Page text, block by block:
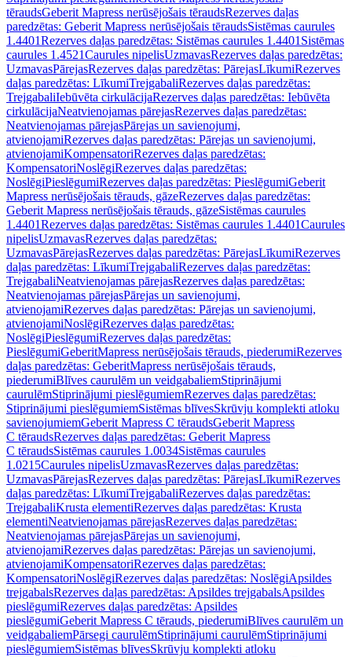
tēraudsGeberit Mapress nerūsējošais tēraudsRezerves daļas
paredzētas: Geberit Mapress nerūsējošais tēraudsSistēmas caurules
1.4401Rezerves daļas paredzētas: Sistēmas caurules 1.4401 Sistēmas
caurules 1.4521Caurules nipelisUzmavasRezerves daļas paredzētas:
UzmavasPārejasRezerves daļas paredzētas: PārejasLīkumiRezerves
daļas paredzētas: LīkumiTrejgabaliRezerves daļas paredzētas:
TrejgabaliIebūvēta cirkulācijaRezerves daļas paredzētas: Iebūvēta
cirkulācijaNeatvienojamas pārejasRezerves daļas paredzētas:
Neatvienojamas pārejasPārejas un savienojumi,
atvienojamiRezerves daļas paredzētas: Pārejas un savienojumi,
atvienojamiKompensatoriRezerves daļas paredzētas:
KompensatoriNoslēgiRezerves daļas paredzētas:
NoslēgiPieslēgumiRezerves daļas paredzētas: PieslēgumiGeberit
Mapress nerūsējošais tērauds, gāzeRezerves daļas paredzētas:
Geberit Mapress nerūsējošais tērauds, gāzeSistēmas caurules
1.4401Rezerves daļas paredzētas: Sistēmas caurules 1.4401Caurules
nipelisUzmavasRezerves daļas paredzētas:
UzmavasPārejasRezerves daļas paredzētas: PārejasLīkumiRezerves
daļas paredzētas: LīkumiTrejgabaliRezerves daļas paredzētas:
TrejgabaliNeatvienojamas pārejasRezerves daļas paredzētas:
Neatvienojamas pārejasPārejas un savienojumi,
atvienojamiRezerves daļas paredzētas: Pārejas un savienojumi,
atvienojamiNoslēgiRezerves daļas paredzētas:
NoslēgiPieslēgumiRezerves daļas paredzētas:
PieslēgumiGeberitMapress nerūsējošais tērauds, piederumiRezerves
daļas paredzētas: GeberitMapress nerūsējošais tērauds,
piederumiBlīves caurulēm un veidgabaliemStiprinājumi
caurulēmStiprinājumi pieslēgumiemRezerves daļas paredzētas:
Stiprinājumi pieslēgumiemSistēmas blīvesSkrūvju komplekti atloku
savienojumiemGeberit Mapress C tēraudsGeberit Mapress
C tēraudsRezerves daļas paredzētas: Geberit Mapress
C tēraudsSistēmas caurules 1.0034Sistēmas caurules
1.0215Caurules nipelisUzmavasRezerves daļas paredzētas:
UzmavasPārejasRezerves daļas paredzētas: PārejasLīkumiRezerves
daļas paredzētas: LīkumiTrejgabaliRezerves daļas paredzētas:
TrejgabaliKrusta elementiRezerves daļas paredzētas: Krusta
elementiNeatvienojamas pārejasRezerves daļas paredzētas:
Neatvienojamas pārejasPārejas un savienojumi,
atvienojamiRezerves daļas paredzētas: Pārejas un savienojumi,
atvienojamiKompensatoriRezerves daļas paredzētas:
KompensatoriNoslēgiRezerves daļas paredzētas: NoslēgiApsildes
trejgabalsRezerves daļas paredzētas: Apsildes trejgabalsApsildes
pieslēgumiRezerves daļas paredzētas: Apsildes
pieslēgumiGeberit Mapress C tērauds, piederumiBlīves caurulēm un
veidgabaliemPārsegi caurulēmStiprinājumi caurulēmStiprinājumi
pieslēgumiemSistēmas blīvesSkrūvju komplekti atloku